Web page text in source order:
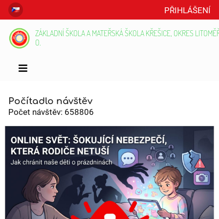
PŘIHLÁŠENÍ
ZÁKLADNÍ ŠKOLA A MATEŘSKÁ ŠKOLA KŘEŠICE, OKRES
O.
Úvod
Počítadlo návštěv
Počet návštěv: 658806